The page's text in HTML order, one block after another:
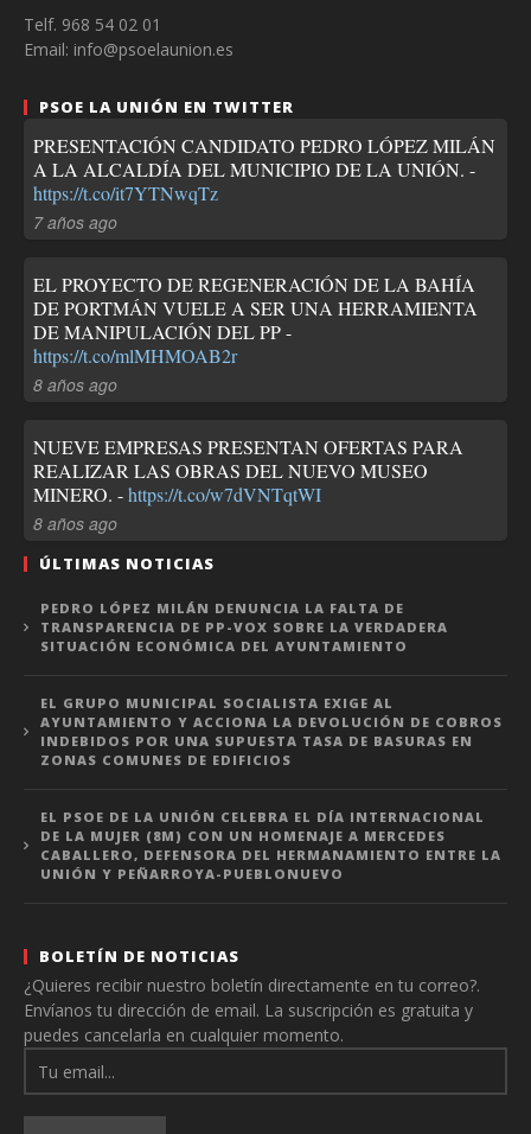
Telf. 968 54 02 01
Email: info@psoelaunion.es
PSOE LA UNIÓN EN TWITTER
PRESENTACIÓN CANDIDATO PEDRO LÓPEZ MILÁN
A LA ALCALDÍA DEL MUNICIPIO DE LA UNIÓN. -
https://t.co/it7YTNwqTz
7 años ago
EL PROYECTO DE REGENERACIÓN DE LA BAHÍA
DE PORTMÁN VUELE A SER UNA HERRAMIENTA
DE MANIPULACIÓN DEL PP -
https://t.co/mlMHMOAB2r
8 años ago
NUEVE EMPRESAS PRESENTAN OFERTAS PARA
REALIZAR LAS OBRAS DEL NUEVO MUSEO
MINERO. -https://t.co/w7dVNTqtWI
8 años ago
ÚLTIMAS NOTICIAS
PEDRO LÓPEZ MILÁN DENUNCIA LA FALTA DE
TRANSPARENCIA DE PP-VOX SOBRE LA VERDADERA
SITUACIÓN ECONÓMICA DEL AYUNTAMIENTO
EL GRUPO MUNICIPAL SOCIALISTA EXIGE AL
AYUNTAMIENTO Y ACCIONA LA DEVOLUCIÓN DE COBROS
INDEBIDOS POR UNA SUPUESTA TASA DE BASURAS EN
ZONAS COMUNES DE EDIFICIOS
EL PSOE DE LA UNIÓN CELEBRA EL DÍA INTERNACIONAL
DE LA MUJER (8M) CON UN HOMENAJE A MERCEDES
CABALLERO, DEFENSORA DEL HERMANAMIENTO ENTRE LA
UNIÓN Y PEÑARROYA-PUEBLONUEVO
BOLETÍN DE NOTICIAS
¿Quieres recibir nuestro boletín directamente en tu correo?.
Envíanos tu dirección de email. La suscripción es gratuita y
puedes cancelarla en cualquier momento.